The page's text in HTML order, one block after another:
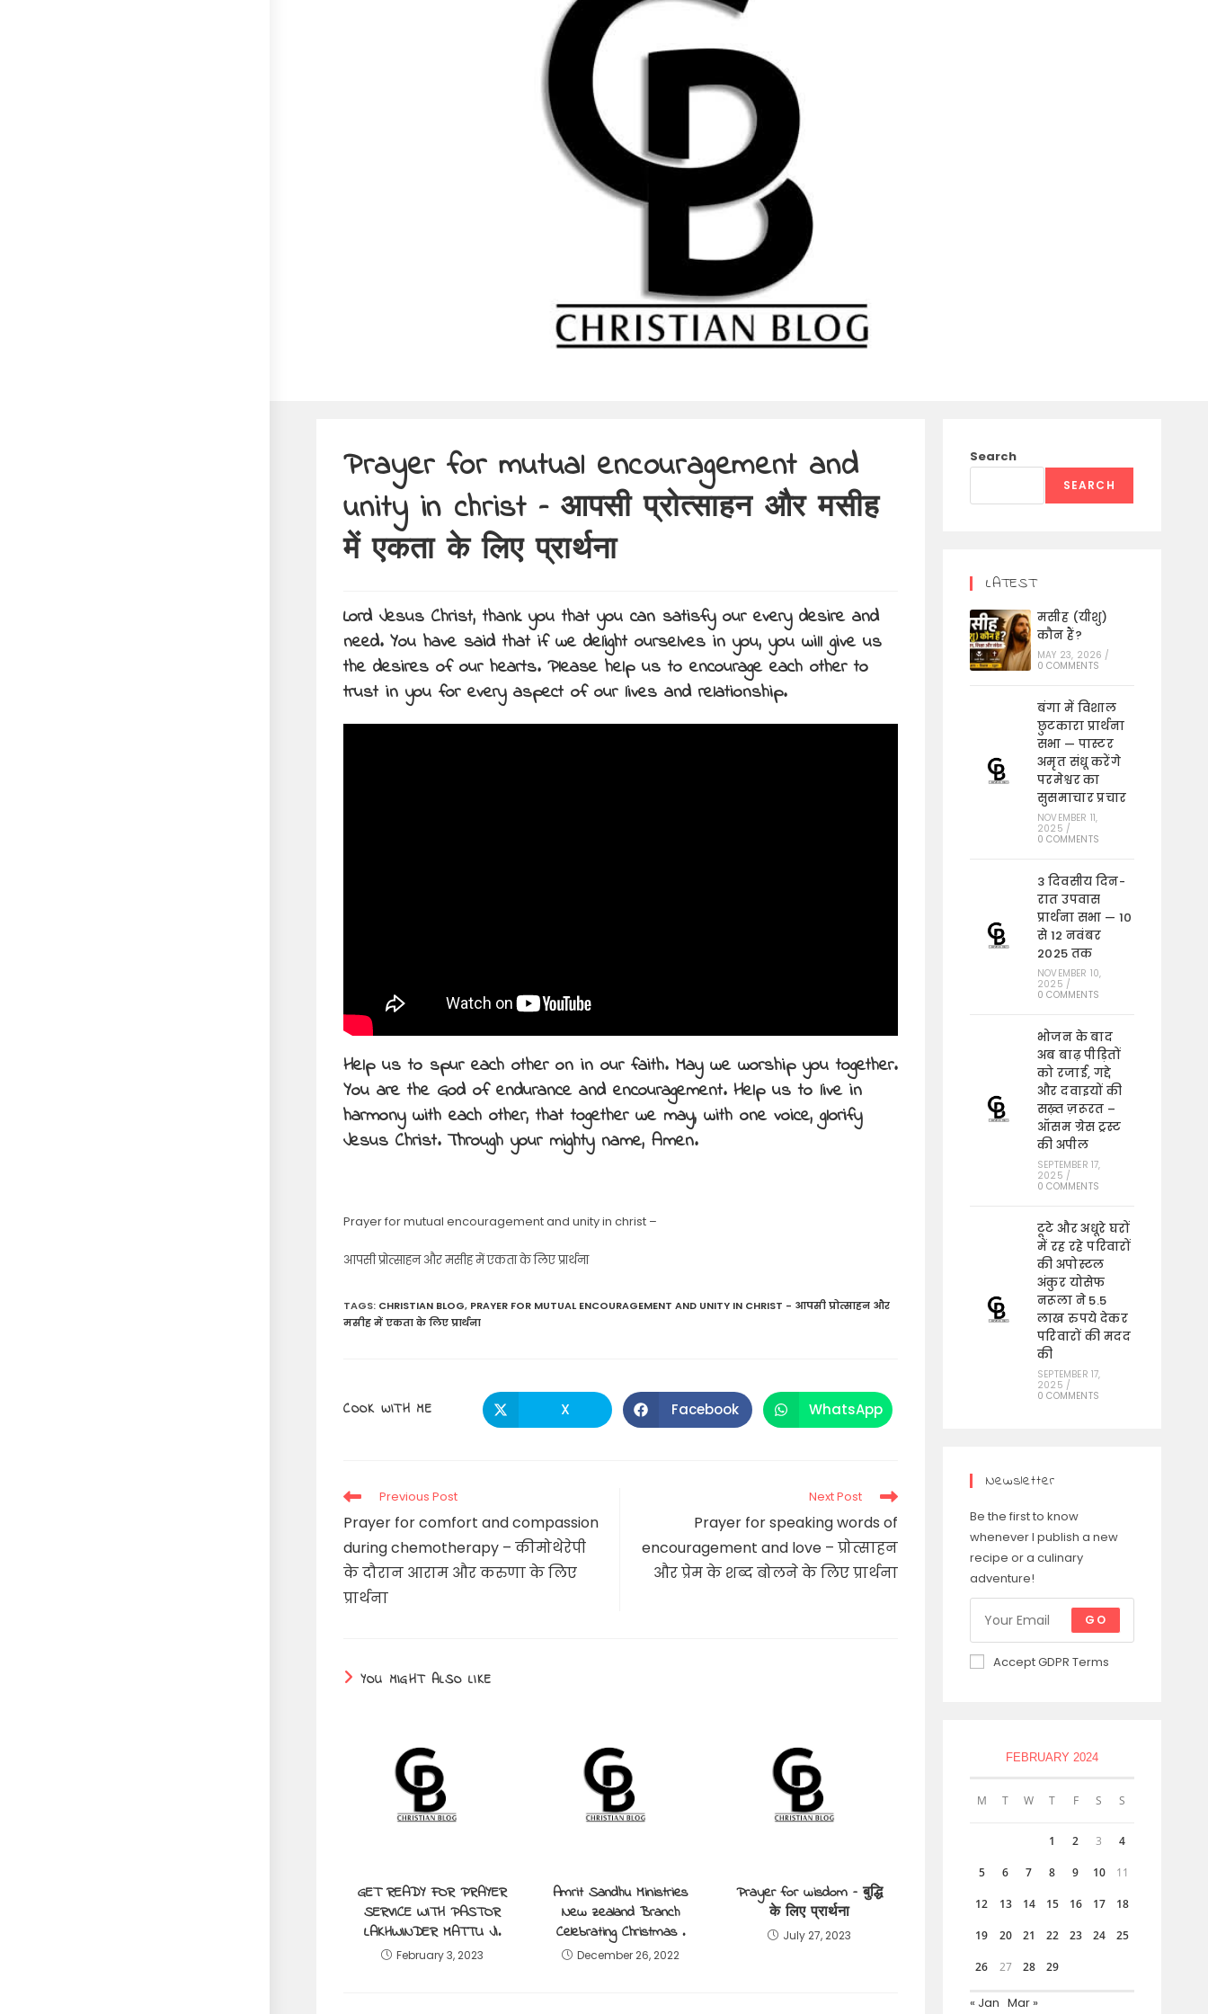
Prayer for mutual encouragement and
unity in christ – आपसी प्रोत्साहन और मसीह
में एकता के लिए प्रार्थना
Lord Jesus Christ, thank you that you can satisfy our every desire and
need. You have said that if we delight ourselves in you, you will give us
the desires of our hearts. Please help us to encourage each other to
trust in you for every aspect of our lives and relationship.
Help us to spur each other on in our faith. May we worship you together.
You are the God of endurance and encouragement. Help us to live in
harmony with each other, that together we may, with one voice, glorify
Jesus Christ. Through your mighty name, Amen.
Prayer for mutual encouragement and unity in christ –
आपसी प्रोत्साहन और मसीह में एकता के लिए प्रार्थना
TAGS: CHRISTIAN BLOG, PRAYER FOR MUTUAL ENCOURAGEMENT AND UNITY IN CHRIST - आपसी प्रोत्साहन और
मसीह में एकता के लिए प्रार्थना
COOK WITH MESHARE
Opens
in
X Opens
in
Facebook Opens
in
WhatsApp
Read
articles
Previous Post
Prayer for comfort and compassion
during chemotherapy – कीमोथेरेपी
के दौरान आराम और करुणा के लिए
प्रार्थना
Next Post
Prayer for speaking words of
encouragement and love – प्रोत्साहन
और प्रेम के शब्द बोलने के लिए प्रार्थना
YOU MIGHT ALSO LIKE
GET READY FOR PRAYER
SERVICE WITH PASTOR
LAKHWINDER MATTU JI.
February 3, 2023
Amrit Sandhu Ministries
New zealand Branch
Celebrating Christmas .
December 26, 2022
Prayer for wisdom – बुद्धि
के लिए प्रार्थना
July 27, 2023
Search
SEARCH
LATEST
मसीह (यीशु)
कौन हैं?
MAY 23, 2026 /
0 COMMENTS
बंगा में विशाल
छुटकारा प्रार्थना
सभा — पास्टर
अमृत संधू करेंगे
परमेश्वर का
सुसमाचार प्रचार
NOVEMBER 11,
2025 /
0 COMMENTS
3 दिवसीय दिन-
रात उपवास
प्रार्थना सभा — 10
से 12 नवंबर
2025 तक
NOVEMBER 10,
2025 /
0 COMMENTS
भोजन के बाद
अब बाढ़ पीड़ितों
को रजाई, गद्दे
और दवाइयों की
सख़्त ज़रूरत –
ऑसम ग्रेस ट्रस्ट
की अपील
SEPTEMBER 17,
2025 /
0 COMMENTS
टूटे और अधूरे घरों
में रह रहे परिवारों
की अपोस्टल
अंकुर योसेफ
नरूला ने 5.5
लाख रुपये देकर
परिवारों की मदद
की
SEPTEMBER 17,
2025 /
0 COMMENTS
Newsletter
Be the first to know
whenever I publish a new
recipe or a culinary
adventure!
GO
Accept GDPR Terms
FEBRUARY 2024
M T W T F S S
1 2 3 4
5 6 7 8 9 10 11
12 13 14 15 16 17 18
19 20 21 22 23 24 25
26 27 28 29
« Jan Mar »